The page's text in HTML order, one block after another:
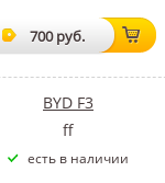
700 руб.
BYD F3
ff
есть в наличии